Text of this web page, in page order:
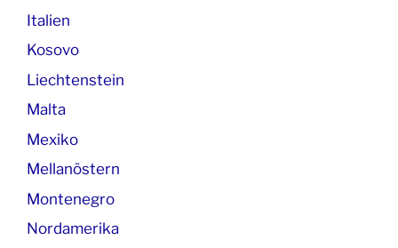
Italien
Kosovo
Liechtenstein
Malta
Mexiko
Mellanöstern
Montenegro
Nordamerika